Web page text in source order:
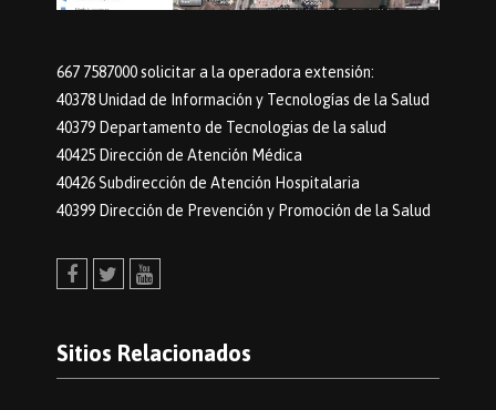
667 7587000 solicitar a la operadora extensión:
40378 Unidad de Información y Tecnologías de la Salud
40379 Departamento de Tecnologias de la salud
40425 Dirección de Atención Médica
40426 Subdirección de Atención Hospitalaria
40399 Dirección de Prevención y Promoción de la Salud
Sitios Relacionados